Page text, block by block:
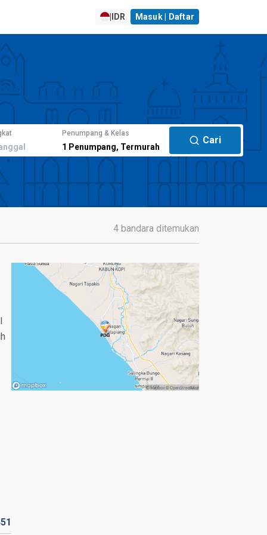
| IDR Masuk | Daftar
Penumpang & Kelas
1 Penumpang, Termurah
Cari
4 bandara ditemukan